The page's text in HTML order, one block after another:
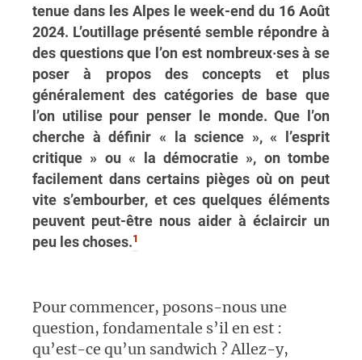
tenue dans les Alpes le week-end du 16 Août
2024. L’outillage présenté semble répondre à
des questions que l’on est nombreux·ses à se
poser à propos des concepts et plus
généralement des catégories de base que
l’on utilise pour penser le monde. Que l’on
cherche à définir « la science », « l’esprit
critique » ou « la démocratie », on tombe
facilement dans certains pièges où on peut
vite s’embourber, et ces quelques éléments
peuvent peut-être nous aider à éclaircir un
peu les choses.1
Pour commencer, posons-nous une
question, fondamentale s’il en est :
qu’est-ce qu’un sandwich ? Allez-y,